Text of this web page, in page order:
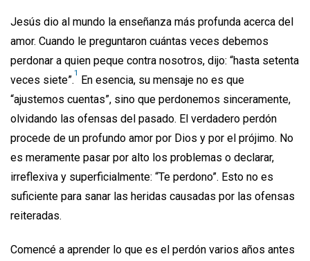
Jesús dio al mundo la enseñanza más profunda acerca del
amor. Cuando le preguntaron cuántas veces debemos
perdonar a quien peque contra nosotros, dijo: “hasta setenta
veces siete”.
1
En esencia, su mensaje no es que
“ajustemos cuentas”, sino que perdonemos sinceramente,
olvidando las ofensas del pasado. El verdadero perdón
procede de un profundo amor por Dios y por el prójimo. No
es meramente pasar por alto los problemas o declarar,
irreflexiva y superficialmente: “Te perdono”. Esto no es
suficiente para sanar las heridas causadas por las ofensas
reiteradas.
Comencé a aprender lo que es el perdón varios años antes